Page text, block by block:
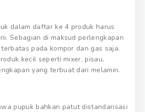
dalam daftar ke 4 produk harus
Sebagian di maksud perlengkapan
pada kompor dan gas saja.
kecil seperti mixer, pisau,
yang terbuat dari melamin.
pupuk bahkan patut distandarisasi